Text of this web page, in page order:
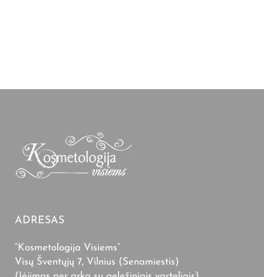
ADRESAS
“Kosmetologija Visiems”
Visų Šventųjų 7, Vilnius (Senamiestis)